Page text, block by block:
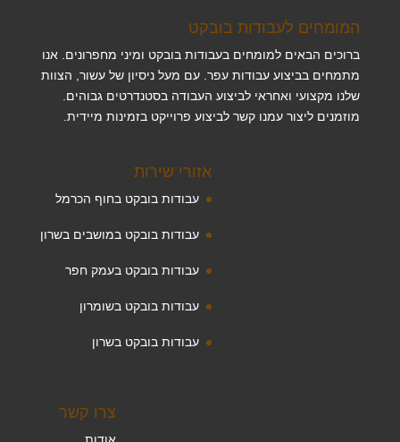
המומחים לעבודות בובקט
ברוכים הבאים למומחים בעבודות בובקט ומיני מחפרונים. אנו
מתמחים בביצוע עבודות עפר. עם מעל ניסיון של עשור, הצוות
שלנו מקצועי ואחראי לביצוע העבודה בסטנדרטים גבוהים.
מוזמנים ליצור עמנו קשר לביצוע פרוייקט בזמינות מיידית.
אזורי שירות
עבודות בובקט בחוף הכרמל
עבודות בובקט במושבים בשרון
עבודות בובקט בעמק חפר
עבודות בובקט בשומרון
עבודות בובקט בשרון
צרו קשר